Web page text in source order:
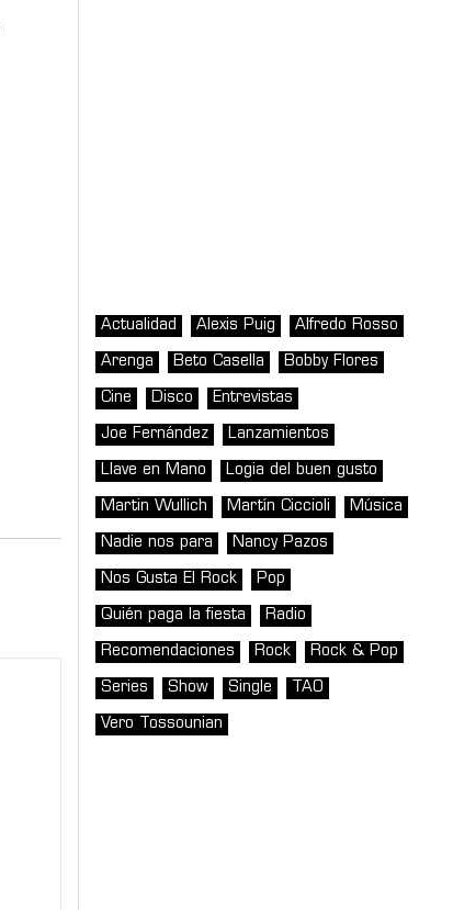
Actualidad Alexis Puig Alfredo Rosso
Arenga Beto Casella Bobby Flores
Cine Disco Entrevistas
Joe Fernández Lanzamientos
Llave en Mano Logia del buen gusto
Martin Wullich Martín Ciccioli Música
Nadie nos para Nancy Pazos
Nos Gusta El Rock Pop
Quién paga la fiesta Radio
Recomendaciones Rock Rock & Pop
Series Show Single TAO
Vero Tossounian